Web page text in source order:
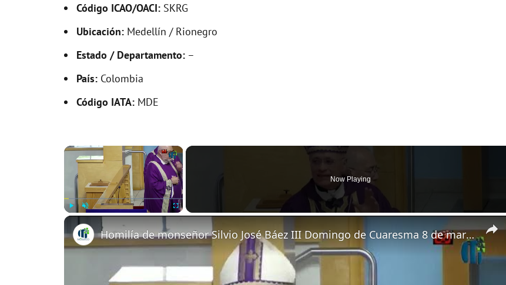
Código ICAO/OACI: SKRG
Ubicación: Medellín / Rionegro
Estado / Departamento: –
País: Colombia
Código IATA: MDE
×
Unmute Fullscreen
Now Playing
Homilía de monseñor Silvio José Báez III Domingo de Cuaresma 8 de marzo de 2026